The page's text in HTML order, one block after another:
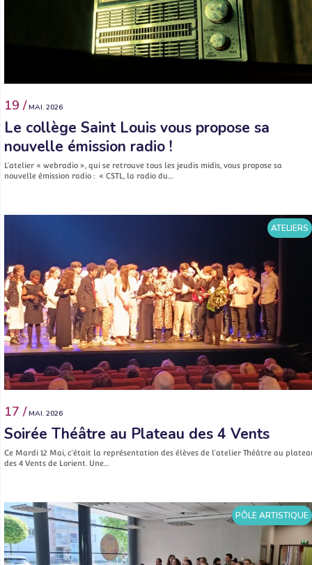
19 / MAI. 2026
Le collège Saint Louis vous propose sa
nouvelle émission radio !
L’atelier « webradio », qui se retrouve tous les jeudis midis, vous propose sa
nouvelle émission radio : « CSTL, la radio du…
ATELIERS
17 / MAI. 2026
Soirée Théâtre au Plateau des 4 Vents
Ce Mardi 12 Mai, c’était la représentation des élèves de l’atelier Théâtre au
des 4 Vents de Lorient. Une…
PÔLE ARTISTIQUE